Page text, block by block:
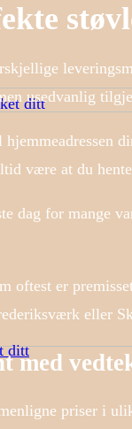
ditt
usedvanlig
være at du
dag for mange
oftest er
eller
med
priser i